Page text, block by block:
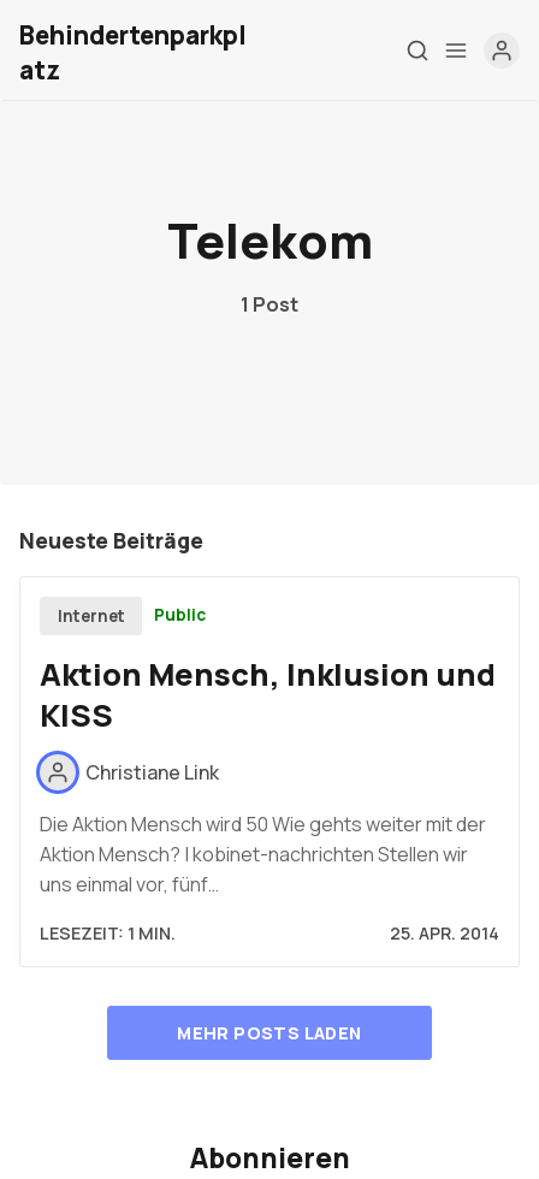
Meine Firma
London Barrierefrei
Behindertenparkpl
atz
Telekom
1 Post
Neueste Beiträge
Internet Public
Aktion Mensch, Inklusion und
KISS
Christiane Link
Die Aktion Mensch wird 50 Wie gehts weiter mit der
Aktion Mensch? | kobinet-nachrichten Stellen wir
uns einmal vor, fünf…
LESEZEIT: 1 MIN. 25. APR. 2014
MEHR POSTS LADEN
Abonnieren